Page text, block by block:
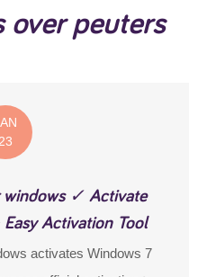
over peuters
23
windows ✓ Activate
Activation Tool
activates Windows 7